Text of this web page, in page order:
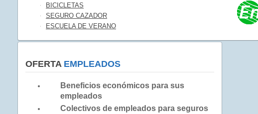
BICICLETAS
SEGURO CAZADOR
ESCUELA DE VERANO
OFERTAEMPLEADOS
Beneficios económicos para sus
empleados
Colectivos de empleados para seguros